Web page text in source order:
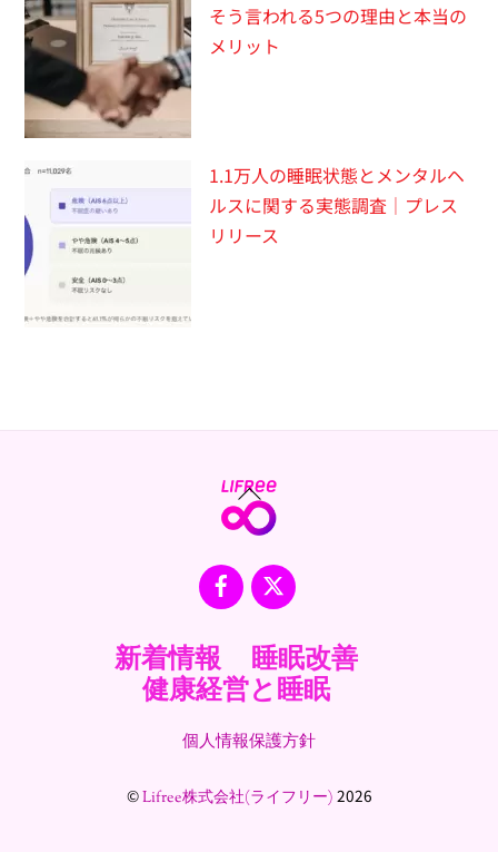
そう言われる5つの理由と本当の
メリット
1.1万人の睡眠状態とメンタルヘ
ルスに関する実態調査｜プレス
リリース
Back
To
Facebook
X
新着情報
睡眠改善
健康経営と睡眠
個人情報保護方針
©Lifree株式会社(ライフリー) 2026